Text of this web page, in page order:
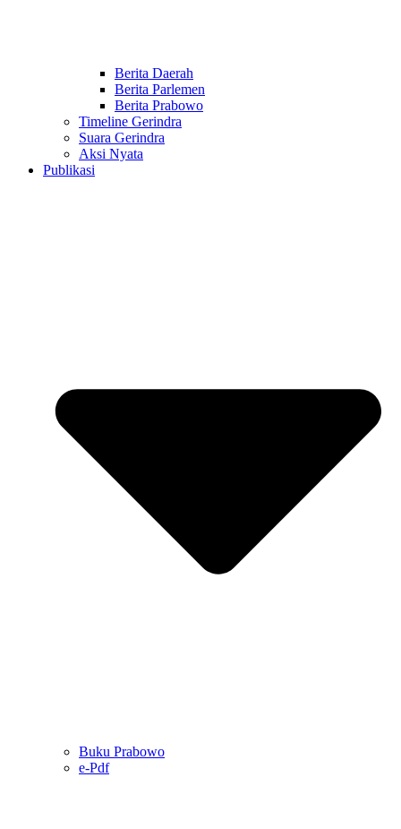
Berita Daerah
Berita Parlemen
Berita Prabowo
Timeline Gerindra
Suara Gerindra
Aksi Nyata
Publikasi
Buku Prabowo
e-Pdf